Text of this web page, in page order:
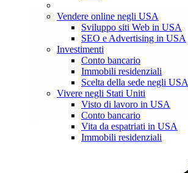
Vendere online negli USA
Sviluppo siti Web in USA
SEO e Advertising in USA
Investimenti
Conto bancario
Immobili residenziali
Scelta della sede negli USA
Vivere negli Stati Uniti
Visto di lavoro in USA
Conto bancario
Vita da espatriati in USA
Immobili residenziali